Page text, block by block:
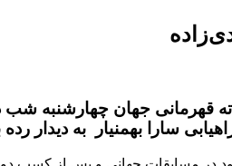
سارا بهمنیار به دیدار